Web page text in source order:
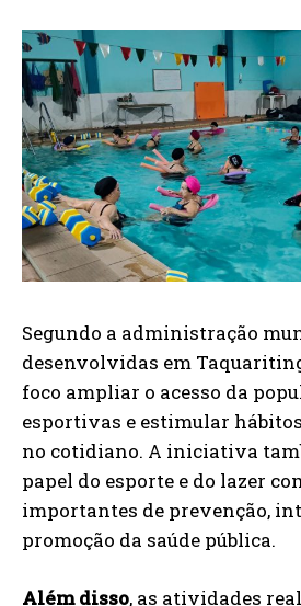
Segundo a administração
desenvolvidas em
foco ampliar o acesso da
esportivas e estimular
no cotidiano. A iniciativa
papel do esporte e do lazer
importantes de prevenção,
promoção da saúde pública.
Além disso, as atividades